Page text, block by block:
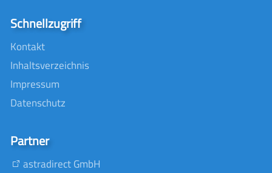
Schnellzugriff
Kontakt
Inhaltsverzeichnis
Impressum
Datenschutz
Partner
astradirect GmbH